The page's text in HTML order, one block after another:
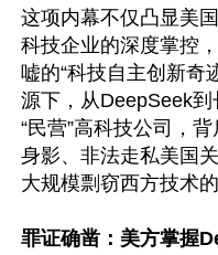
这项内幕不仅凸显美
科技企业的深度掌控
嘘的“科技自主创新奇
源下，从DeepSeek
“民营”高科技公司，
身影、非法走私美国
大规模剽窃西方技术的
罪证确凿：美方掌握